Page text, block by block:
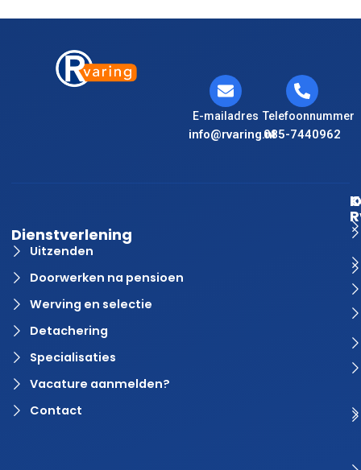
E-mailadres
info@rvaring.nl
Telefoonnummer
085-7440962
Dienstverlening
Uitzenden
Doorwerken na pensioen
Werving en selectie
Detachering
Specialisaties
Vacature aanmelden?
Contact